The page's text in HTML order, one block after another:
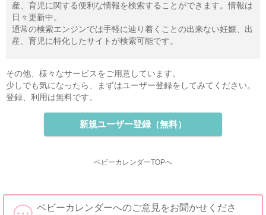
産、育児に関する便利な情報を検索することができます。情報は
日々更新中。
通常の検索エンジンでは手軽に辿り着くことの出来ない妊娠、出
産、育児に特化したサイトが検索可能です。
その他、様々なサービスをご用意しています。
少しでも気になったら、まずはユーザー登録をしてみてください。
登録、利用は無料です。
新規ユーザー登録（無料）
ベビーカレンダーTOPへ
ベビーカレンダーへのご意見をお聞かせくださ